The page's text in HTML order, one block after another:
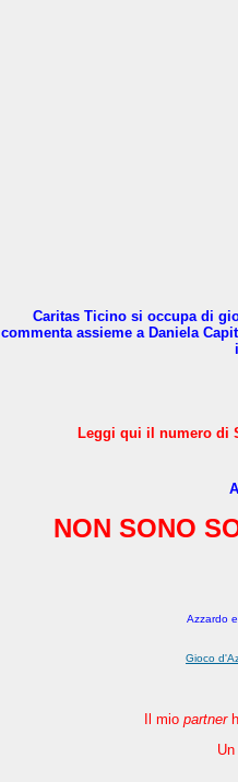
Caritas Ticino si occupa di
commenta assieme a Daniela
Leggi qui il numero di
NON SONO
Azzardo
Gioco
Il mio partner